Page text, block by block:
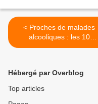
< Proches de malades
alcooliques : les 10
réponses d’Al-Anon à
Hébergé par Overblog
Top articles